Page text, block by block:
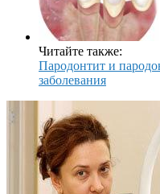
Читайте также:
Пародонтит и
заболевания